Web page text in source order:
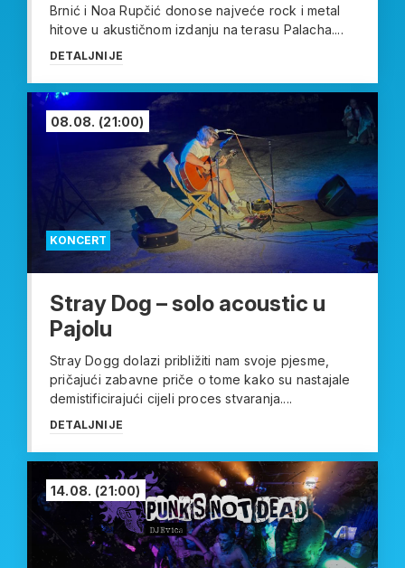
Brnić i Noa Rupčić donose najveće rock i metal
hitove u akustičnom izdanju na terasu Palacha....
DETALJNIJE
KONCERT
08.08. (21:00)
Stray Dog – solo acoustic u
Pajolu
Stray Dogg dolazi približiti nam svoje pjesme,
pričajući zabavne priče o tome kako su nastajale
demistificirajući cijeli proces stvaranja....
DETALJNIJE
14.08. (21:00)